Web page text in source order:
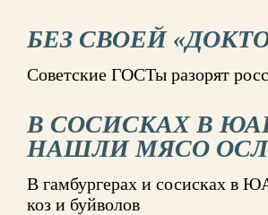
БЕЗ СВОЕЙ
Советские ГОСТы разорят
В СОСИСКАХ В
НАШЛИ МЯСО
В гамбургерах и сосисках в
коз и буйволов